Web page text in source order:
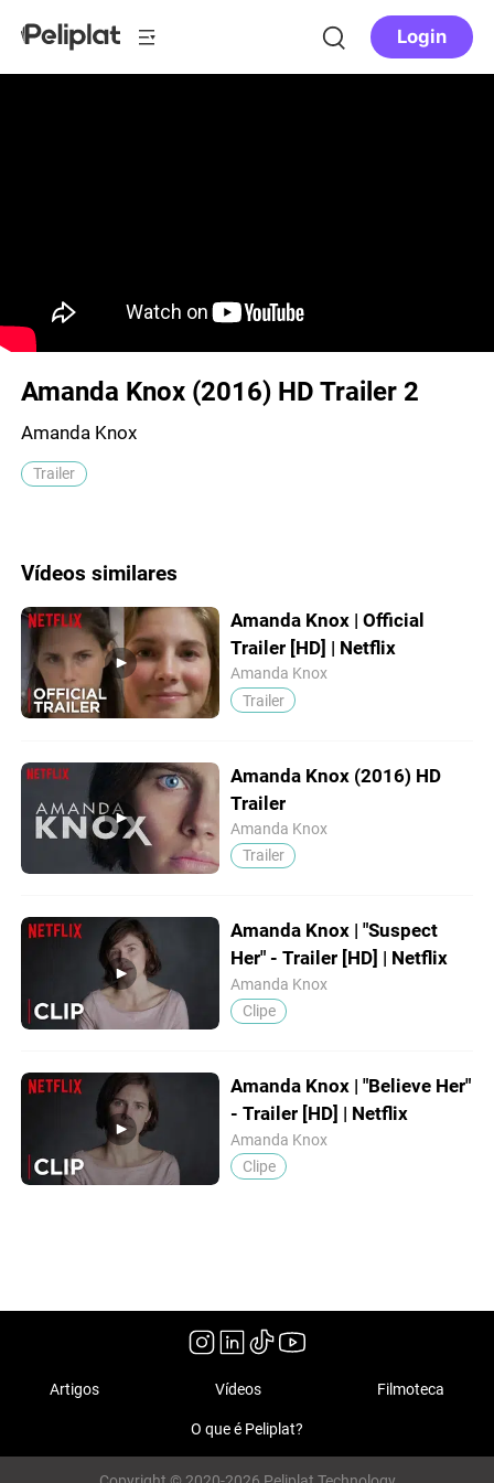
Login
Amanda Knox (2016) HD Trailer 2
Amanda Knox
Trailer
Vídeos similares
Amanda Knox | Official
Trailer [HD] | Netflix
Amanda Knox
Trailer
Amanda Knox (2016) HD
Trailer
Amanda Knox
Trailer
Amanda Knox | "Suspect
Her" - Trailer [HD] | Netflix
Amanda Knox
Clipe
Amanda Knox | "Believe Her"
- Trailer [HD] | Netflix
Amanda Knox
Clipe
Artigos Vídeos Filmoteca
O que é Peliplat?